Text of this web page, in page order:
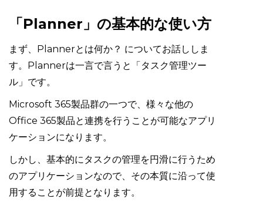
「Planner」の基本的な使い方
まず、Plannerとは何か？ についてお話ししま
す。Plannerは一言で言うと「タスク管理ツー
ル」です。
Microsoft 365製品群の一つで、様々な他の
Office 365製品と連携を行うことが可能なアプリ
ケーションになります。
しかし、基本的にタスクの管理を円滑に行うため
のアプリケーションなので、その本質に沿って使
用することが前提となります。